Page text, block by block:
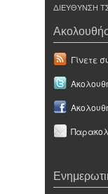
ΔΙΕΥΘΥΝΣΗ
Γίνετε